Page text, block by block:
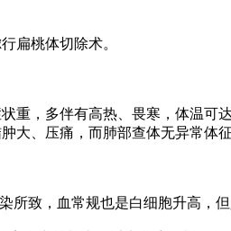
扁桃体切除术。
，多伴有高热、畏寒，体温可
大、压痛，而肺部查体无异常体征
致，血常规也是白细胞升高，但